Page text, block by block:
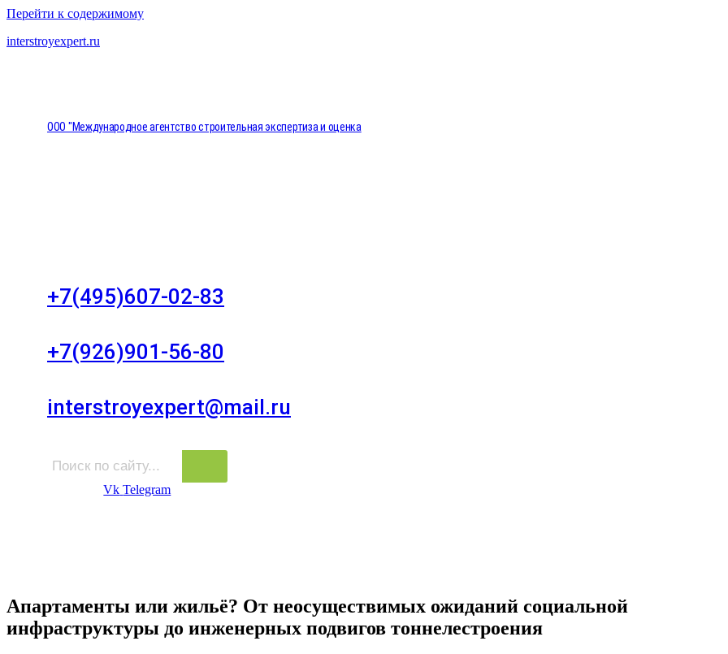
Перейти к содержимому
interstroyexpert.ru
ООО "Международное агентство строительная экспертиза и оценка
+7(495)607-02-83
+7(926)901-56-80
interstroyexpert@mail.ru
Vk Telegram
Апартаменты или жильё? От неосуществимых ожиданий социальной
инфраструктуры до инженерных подвигов тоннелестроения